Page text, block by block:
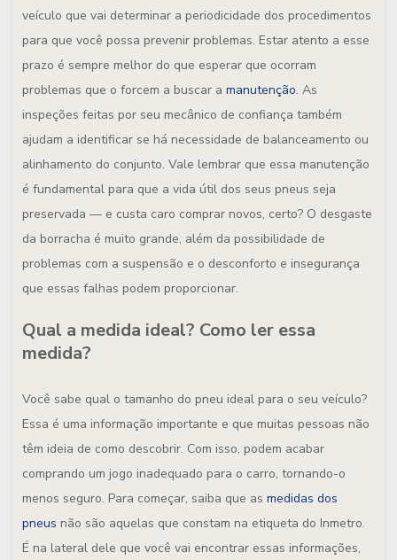
veículo que vai determinar a periodicidade dos procedimentos
para que você possa prevenir problemas. Estar atento a esse
prazo é sempre melhor do que esperar que ocorram
problemas que o forcem a buscar a manutenção. As
inspeções feitas por seu mecânico de confiança também
ajudam a identificar se há necessidade de balanceamento ou
alinhamento do conjunto. Vale lembrar que essa manutenção
é fundamental para que a vida útil dos seus pneus seja
preservada — e custa caro comprar novos, certo? O desgaste
da borracha é muito grande, além da possibilidade de
problemas com a suspensão e o desconforto e insegurança
que essas falhas podem proporcionar.
Qual a medida ideal? Como ler essa
medida?
Você sabe qual o tamanho do pneu ideal para o seu veículo?
Essa é uma informação importante e que muitas pessoas não
têm ideia de como descobrir. Com isso, podem acabar
comprando um jogo inadequado para o carro, tornando-o
menos seguro. Para começar, saiba que as medidas dos
pneus não são aquelas que constam na etiqueta do Inmetro.
É na lateral dele que você vai encontrar essas informações,